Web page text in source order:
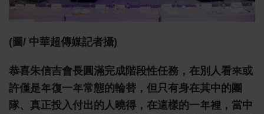
(圖/ 中華超傳媒記者攝)
恭喜朱信吉會長圓滿完成階段性任務，在別人看來或
許僅是年復一年常態的輪替，但只有身在其中的團
隊、真正投入付出的人曉得，在這樣的一年裡，當中